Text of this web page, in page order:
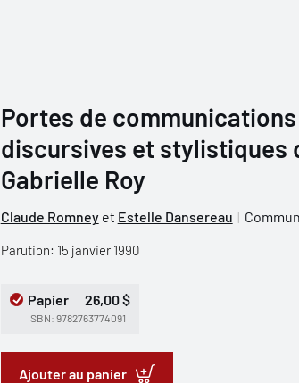
Portes de
discursives et stylistiques
Gabrielle Roy
Claude Romneyet Estelle Dansereau
Parution: 15 janvier 1990
Papier 26,00 $
ISBN: 9782763774091
Ajouter au panier